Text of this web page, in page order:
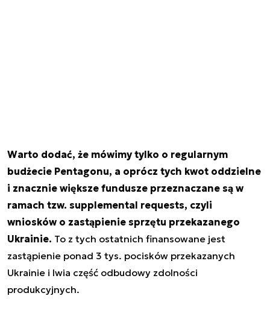
Warto dodać, że mówimy tylko o regularnym
budżecie Pentagonu, a oprócz tych kwot oddzielne
i znacznie większe fundusze przeznaczane są w
ramach tzw. supplemental requests, czyli
wniosków o zastąpienie sprzętu przekazanego
Ukrainie. To z tych ostatnich finansowane jest
zastąpienie ponad 3 tys. pocisków przekazanych
Ukrainie i lwia część odbudowy zdolności
produkcyjnych.